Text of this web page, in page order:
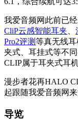
我爱音频网此前已
CliP云感智能耳夹
Pro2评测等真无线
夹式、耳挂式等不
CLIP属于耳夹式耳机
漫步者花再HALO
起跟随我爱音频网来
导览